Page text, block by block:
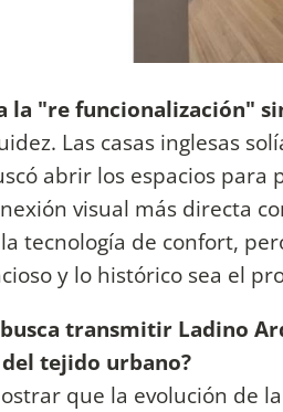
la "re funcionalización"
Las casas inglesas
abrir los espacios
visual más directa
tecnología de confort,
y lo histórico sea el
busca transmitir Ladino
tejido urbano?
que la evolución de